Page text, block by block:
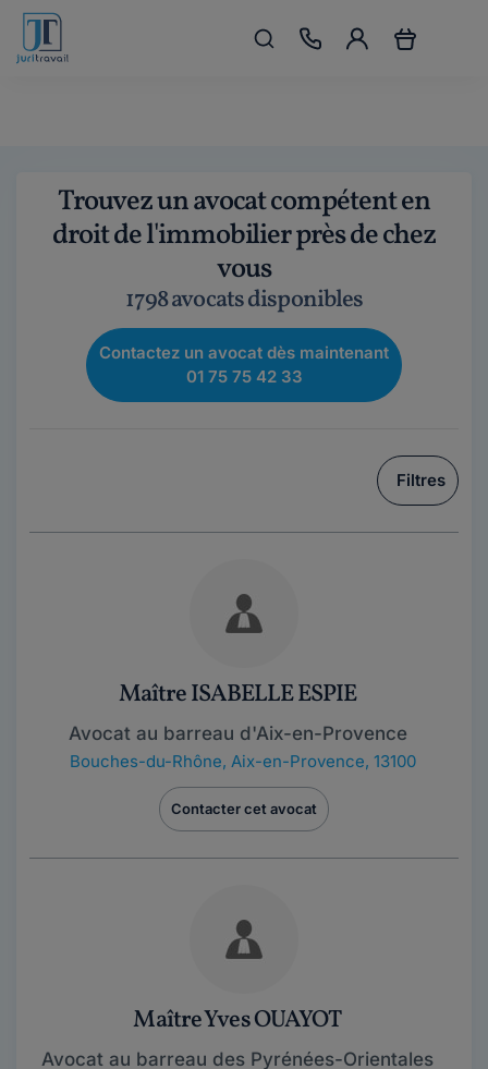
Trouvez un avocat compétent en
droit de l'immobilier près de chez
vous
1798 avocats disponibles
Contactez un avocat dès maintenant
01 75 75 42 33
Filtres
Maître ISABELLE ESPIE
Avocat au barreau d'Aix-en-Provence
Bouches-du-Rhône, Aix-en-Provence, 13100
Contacter cet avocat
Maître Yves OUAYOT
Avocat au barreau des Pyrénées-Orientales